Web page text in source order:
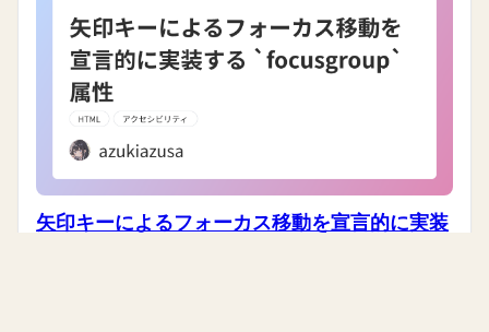
Sakana AI、「Fable 5」越えを達成した
「Fugu-Ultra」v1.1を発表 - 窓の杜
互換エンドポイントあるんだ
Jul 28, 2026, 3:17 PM Edit/Delete